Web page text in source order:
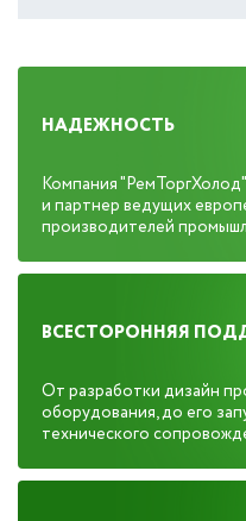
НАДЕЖНОСТЬ
Компания
и партнер ведущих
производителей
ВСЕСТОРОННЯЯ
От разработки дизайн
оборудования, до его
технического